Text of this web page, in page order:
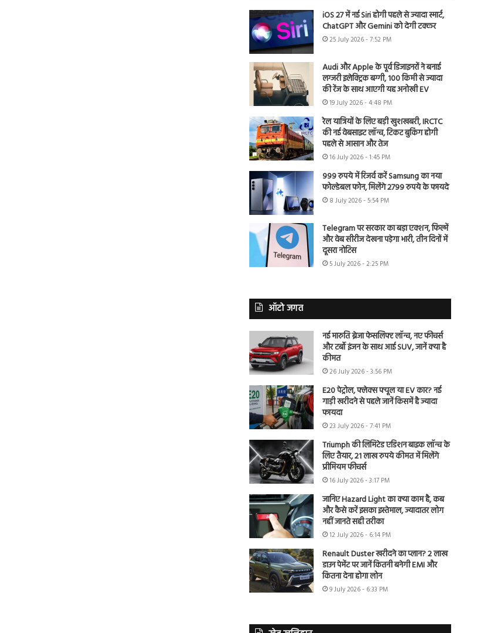
iOS 27 में नई Siri होगी पहले से ज्यादा स्मार्ट,
ChatGPT और Gemini को देगी टक्कर
25 July 2026 - 7:52 PM
Audi और Apple के पूर्व डिजाइनरों ने बनाई
लग्जरी इलेक्ट्रिक बग्गी, 100 किमी से ज्यादा
की रेंज के साथ आएगी यह अनोखी EV
19 July 2026 - 4:48 PM
रेल यात्रियों के लिए बड़ी खुशखबरी, IRCTC
की नई वेबसाइट लॉन्च, टिकट बुकिंग होगी
पहले से आसान और तेज
16 July 2026 - 1:45 PM
999 रुपये में रिजर्व करें Samsung का नया
फोल्डेबल फोन, मिलेंगे 2799 रुपये के फायदे
8 July 2026 - 5:54 PM
Telegram पर सरकार का बड़ा एक्शन, फिल्में
और वेब सीरीज देखना पड़ेगा भारी, तीन दिनों में
दूसरा नोटिस
5 July 2026 - 2:25 PM
ऑटो जगत
नई मारुति ब्रेजा फेसलिफ्ट लॉन्च, नए फीचर्स
और टर्बो इंजन के साथ आई SUV, जानें क्या है
कीमत
26 July 2026 - 3:56 PM
E20 पेट्रोल, फ्लेक्स फ्यूल या EV कार? नई
गाड़ी खरीदने से पहले जानें किसमें है ज्यादा
फायदा
23 July 2026 - 7:41 PM
Triumph की लिमिटेड एडिशन बाइक लॉन्च के
लिए तैयार, 21 लाख रुपये कीमत में मिलेंगे
प्रीमियम फीचर्स
16 July 2026 - 3:17 PM
जानिए Hazard Light का क्या काम है, कब
और कैसे करें इसका इस्तेमाल, ज्यादातर लोग
नहीं जानते सही तरीका
12 July 2026 - 6:14 PM
Renault Duster खरीदने का प्लान? 2 लाख
डाउन पेमेंट पर जानें कितनी बनेगी EMI और
कितना देना होगा लोन
9 July 2026 - 6:33 PM